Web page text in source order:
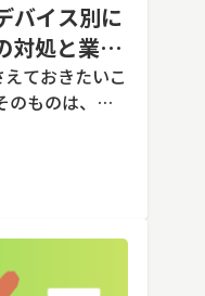
バイス別に
対処と業務
ておきたいこ
のものは、ど
リックで完了